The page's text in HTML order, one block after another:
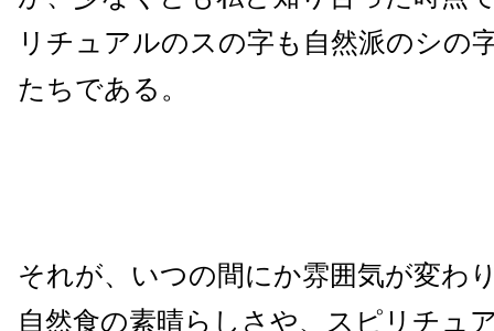
リチュアルのスの字も自然派のシの
たちである。
それが、いつの間にか雰囲気が変わ
自然食の素晴らしさや、スピリチュ